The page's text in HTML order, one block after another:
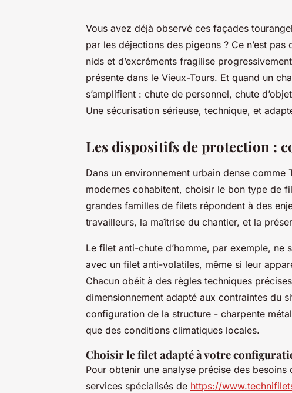
Vous avez déjà observé ces façades
par les déjections des pigeons ? Ce n’est pas
nids et d’excréments fragilise
présente dans le Vieux-Tours. Et quand un
s’amplifient : chute de personnel, chute
Une sécurisation sérieuse, technique, et
Les dispositifs de protection :
Dans un environnement urbain dense
modernes cohabitent, choisir le bon type de
grandes familles de filets répondent à des
travailleurs, la maîtrise du chantier, et la
Le filet anti-chute d’homme, par exemple,
avec un filet anti-volatiles, même si leur
Chacun obéit à des règles techniques
dimensionnement adapté aux contraintes du
configuration de la structure - charpente
que des conditions climatiques locales.
Choisir le filet adapté à votre
Pour obtenir une analyse précise des
services spécialisés de https://